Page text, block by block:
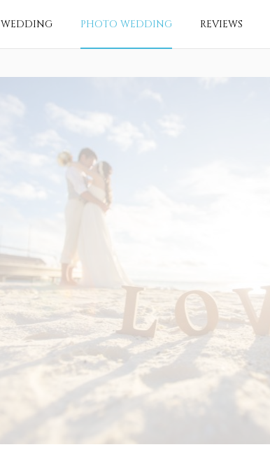
WEDDING PHOTO WEDDING REVIEWS